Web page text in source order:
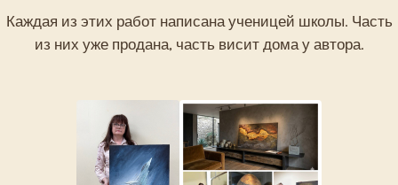
Каждая из этих работ написана ученицей школы. Часть
из них уже продана, часть висит дома у автора.